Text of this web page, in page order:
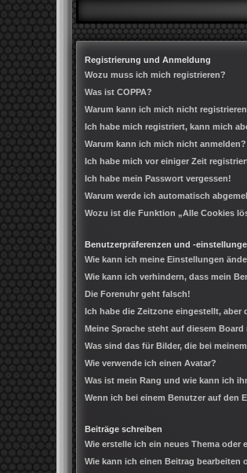
Registrierung und Anmeldung
Wozu muss ich mich registrieren?
Was ist COPPA?
Warum kann ich mich nicht
Ich habe mich registriert, kann mich
Warum kann ich mich nicht anmelden?
Ich habe mich vor einiger Zeit
Ich habe mein Passwort vergessen!
Warum werde ich automatisch
Wozu ist die Funktion „Alle Cookies
Benutzerpräferenzen und -
Wie kann ich meine Einstellungen
Wie kann ich verhindern, dass mein
Die Forenuhr geht falsch!
Ich habe die Zeitzone eingestellt,
Meine Sprache steht auf diesem
Was sind das für Bilder, die bei
Wie verwende ich einen Avatar?
Was ist mein Rang und wie kann ich
Wenn ich bei einem Benutzer auf den
Beiträge schreiben
Wie erstelle ich ein neues Thema oder
Wie kann ich einen Beitrag bearbeiten